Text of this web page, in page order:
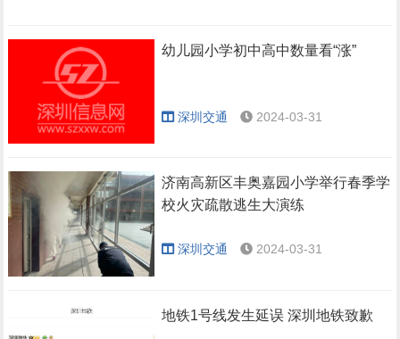
幼儿园小学初中高中数量看“涨”
深圳交通 2024-03-31
济南高新区丰奥嘉园小学举行春季学
校火灾疏散逃生大演练
深圳交通 2024-03-31
地铁1号线发生延误 深圳地铁致歉